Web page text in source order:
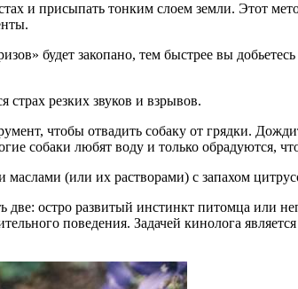
и присыпать тонким слоем земли. Этот
будет закопано, тем быстрее вы добьетесь
резких звуков и взрывов.
чтобы отвадить собаку от грядки.
собаки любят воду и только обрадуются,
(или их растворами) с запахом
остро развитый инстинкт питомца или
поведения. Задачей кинолога